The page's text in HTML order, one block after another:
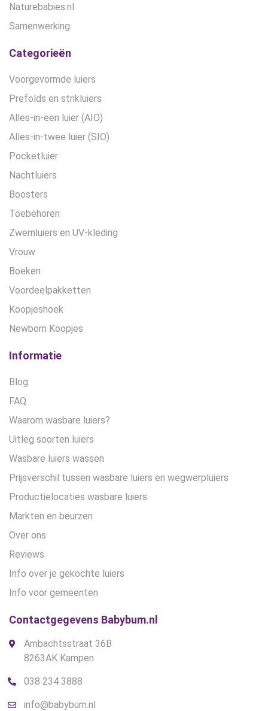
Naturebabies.nl
Samenwerking
Categorieën
Voorgevormde luiers
Prefolds en strikluiers
Alles-in-een luier (AIO)
Alles-in-twee luier (SIO)
Pocketluier
Nachtluiers
Boosters
Toebehoren
Zwemluiers en UV-kleding
Vrouw
Boeken
Voordeelpakketten
Koopjeshoek
Newborn Koopjes
Informatie
Blog
FAQ
Waarom wasbare luiers?
Uitleg soorten luiers
Wasbare luiers wassen
Prijsverschil tussen wasbare luiers en wegwerpluiers
Productielocaties wasbare luiers
Markten en beurzen
Over ons
Reviews
Info over je gekochte luiers
Info voor gemeenten
Contactgegevens Babybum.nl
Ambachtsstraat 36B
8263AK Kampen
038 234 3888
info@babybum.nl